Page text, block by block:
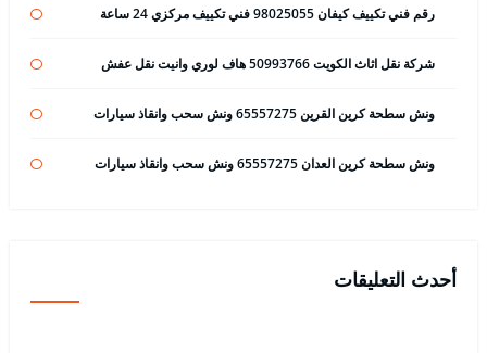
رقم فني تكييف كيفان 98025055 فني تكييف مركزي 24 ساعة
شركة نقل اثاث الكويت 50993766 هاف لوري وانيت نقل عفش
ونش سطحة كرين القرين 65557275 ونش سحب وانقاذ سيارات
ونش سطحة كرين العدان 65557275 ونش سحب وانقاذ سيارات
أحدث التعليقات